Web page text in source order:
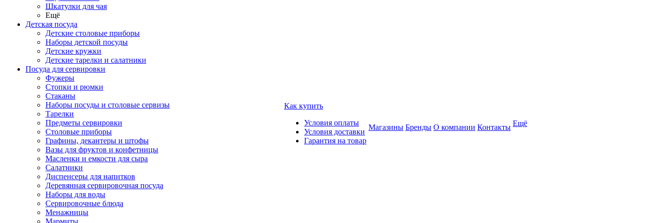
Шкатулки для чая
Ещё
Детская посуда
Детские столовые приборы
Наборы детской посуды
Детские кружки
Детские тарелки и салатники
Посуда для сервировки
Фужеры
Стопки и рюмки
Стаканы
Наборы посуды и столовые сервизы
Тарелки
Предметы сервировки
Столовые приборы
Графины, декантеры и штофы
Вазы для фруктов и конфетницы
Масленки и емкости для сыра
Салатники
Диспенсеры для напитков
Деревянная сервировочная посуда
Наборы для воды
Сервировочные блюда
Менажницы
Мармиты
Как купить
Условия оплаты
Условия доставки
Гарантия на товар
Магазины Бренды О компании Контакты Ещё